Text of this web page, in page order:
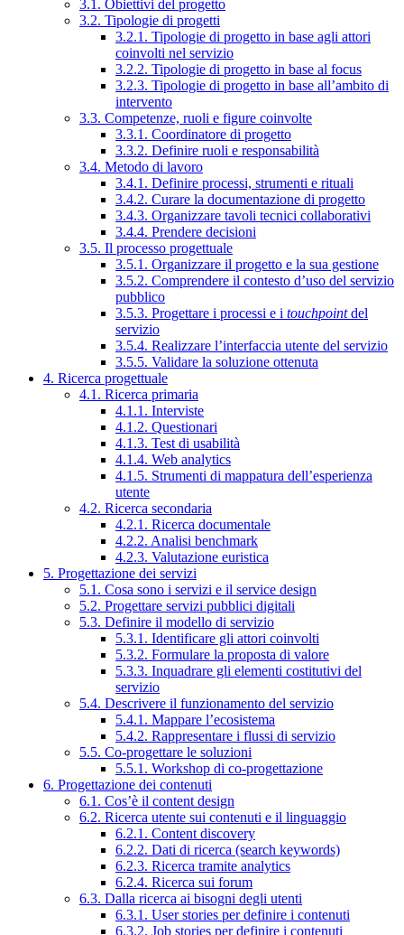
3.1. Obiettivi del progetto
3.2. Tipologie di progetti
3.2.1. Tipologie di progetto in base agli attori
coinvolti nel servizio
3.2.2. Tipologie di progetto in base al focus
3.2.3. Tipologie di progetto in base all’ambito di
intervento
3.3. Competenze, ruoli e figure coinvolte
3.3.1. Coordinatore di progetto
3.3.2. Definire ruoli e responsabilità
3.4. Metodo di lavoro
3.4.1. Definire processi, strumenti e rituali
3.4.2. Curare la documentazione di progetto
3.4.3. Organizzare tavoli tecnici collaborativi
3.4.4. Prendere decisioni
3.5. Il processo progettuale
3.5.1. Organizzare il progetto e la sua gestione
3.5.2. Comprendere il contesto d’uso del servizio
pubblico
3.5.3. Progettare i processi e i touchpointdel
servizio
3.5.4. Realizzare l’interfaccia utente del servizio
3.5.5. Validare la soluzione ottenuta
4. Ricerca progettuale
4.1. Ricerca primaria
4.1.1. Interviste
4.1.2. Questionari
4.1.3. Test di usabilità
4.1.4. Web analytics
4.1.5. Strumenti di mappatura dell’esperienza
utente
4.2. Ricerca secondaria
4.2.1. Ricerca documentale
4.2.2. Analisi benchmark
4.2.3. Valutazione euristica
5. Progettazione dei servizi
5.1. Cosa sono i servizi e il service design
5.2. Progettare servizi pubblici digitali
5.3. Definire il modello di servizio
5.3.1. Identificare gli attori coinvolti
5.3.2. Formulare la proposta di valore
5.3.3. Inquadrare gli elementi costitutivi del
servizio
5.4. Descrivere il funzionamento del servizio
5.4.1. Mappare l’ecosistema
5.4.2. Rappresentare i flussi di servizio
5.5. Co-progettare le soluzioni
5.5.1. Workshop di co-progettazione
6. Progettazione dei contenuti
6.1. Cos’è il content design
6.2. Ricerca utente sui contenuti e il linguaggio
6.2.1. Content discovery
6.2.2. Dati di ricerca (search keywords)
6.2.3. Ricerca tramite analytics
6.2.4. Ricerca sui forum
6.3. Dalla ricerca ai bisogni degli utenti
6.3.1. User stories per definire i contenuti
6.3.2. Job stories per definire i contenuti